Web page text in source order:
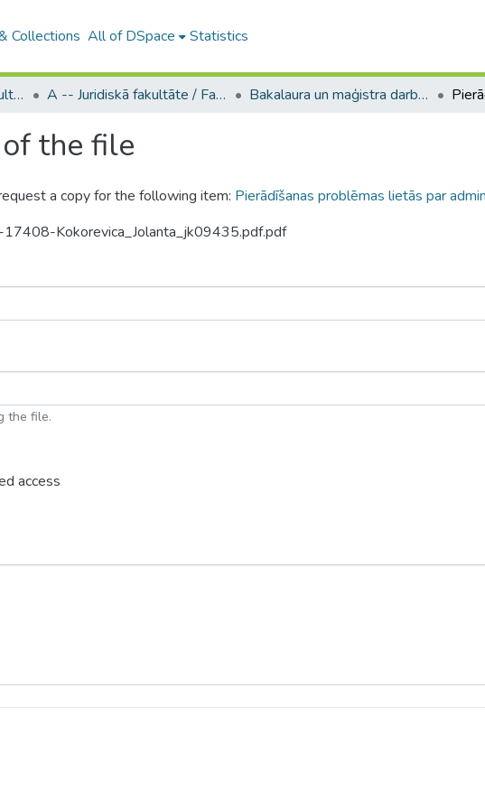
Collections All of DSpace Statistics
B4 – LU fakultātes / Faculties of the UL A -- Juridiskā fakultāte / Faculty of Law Bakalaura un maģistra darbi (JF) / Bachelor's and Master's theses
the file
a copy for the following item: Pierādīšanas problēmas lietās par
Kokorevica_Jolanta_jk09435.pdf.pdf
the file.
access